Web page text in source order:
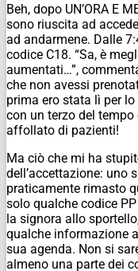
Beh, dopo UN’ORA E
sono riuscita ad
ad andarmene. Dalle
codice C18. “Sa, è
aumentati…”,
che non avessi
prima ero stata lì per
con un terzo del
affollato di pazienti!
Ma ciò che mi ha
dell’accettazione: uno
praticamente rimasto
solo qualche codice
la signora allo
qualche informazione
sua agenda. Non si
almeno una parte dei